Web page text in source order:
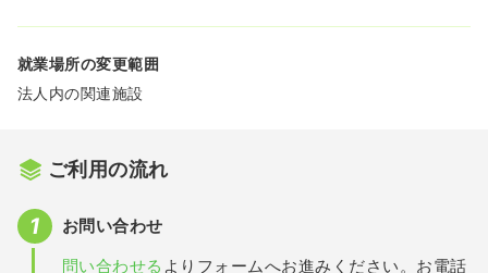
就業場所の変更範囲
法人内の関連施設
ご利用の流れ
お問い合わせ
問い合わせる よりフォームへお進みください。お電話